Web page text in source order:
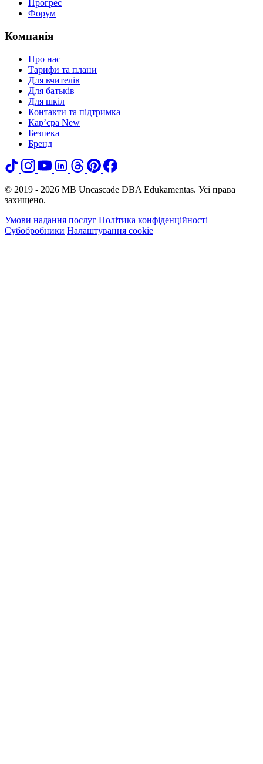
Прогрес
Форум
Компанія
Про нас
Тарифи та плани
Для вчителів
Для батьків
Для шкіл
Контакти та підтримка
Кар’єра New
Безпека
Бренд
© 2019 - 2026 MB Uncascade DBA Edukamentas. Усі права
захищено.
Умови надання послуг Політика конфіденційності
Субобробники Налаштування cookie